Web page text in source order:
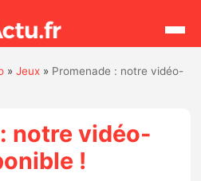
»Jeux » Promenade : notre vidéo-
notre vidéo-
!